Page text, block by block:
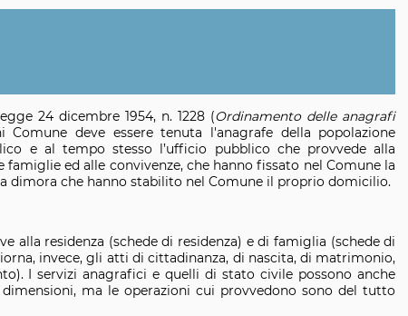
24 dicembre 1954, n. 1228 (Ordinamento delle anagrafi
deve essere tenuta l'anagrafe della popolazione
e al tempo stesso l’ufficio pubblico che provvede alla
ed alle convivenze, che hanno fissato nel Comune la
dimora che hanno stabilito nel Comune il proprio domicilio.
alla residenza (schede di residenza) e di famiglia (schede di
invece, gli atti di cittadinanza, di nascita, di matrimonio,
I servizi anagrafici e quelli di stato civile possono anche
ma le operazioni cui provvedono sono del tutto